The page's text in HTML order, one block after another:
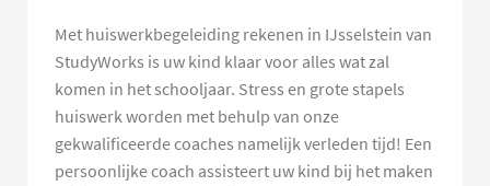
Met huiswerkbegeleiding rekenen in IJsselstein van
StudyWorks is uw kind klaar voor alles wat zal
komen in het schooljaar. Stress en grote stapels
huiswerk worden met behulp van onze
gekwalificeerde coaches namelijk verleden tijd! Een
persoonlijke coach assisteert uw kind bij het maken